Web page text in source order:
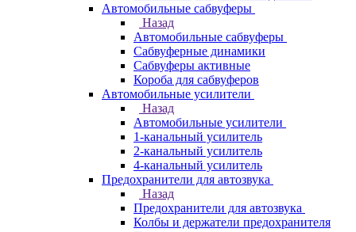
Автомобильные сабвуферы
Назад
Автомобильные сабвуферы
Сабвуферные динамики
Сабвуферы активные
Короба для сабвуферов
Автомобильные усилители
Назад
Автомобильные усилители
1-канальный усилитель
2-канальный усилитель
4-канальный усилитель
Предохранители для автозвука
Назад
Предохранители для автозвука
Колбы и держатели предохранителя